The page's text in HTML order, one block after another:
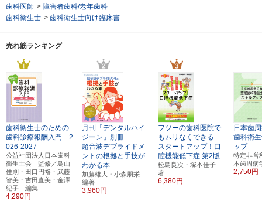
歯科医師 > 障害者歯科/老年歯科
歯科衛生士 > 歯科衛生士向け臨床書
売れ筋ランキング
歯科衛生士のための
歯科診療報酬入門 2
026-2027
公益社団法人日本歯科
衛生士会 監修／鳥山
佳則・田口円裕・武藤
智美・吉田直美・金澤
紀子 編集
4,290円
月刊「デンタルハイ
ジーン」別冊
超音波デブライドメ
ントの根拠と手技が
わかる本
加藤雄大・小森朋栄
編著
3,960円
フツーの歯科医院で
もムリなくできる
スタートアップ！口
腔機能低下症 第2版
松島良次・塚本佳子
著
6,380円
日本歯
歯科衛
ップ
特定非営
本歯周
2,750円